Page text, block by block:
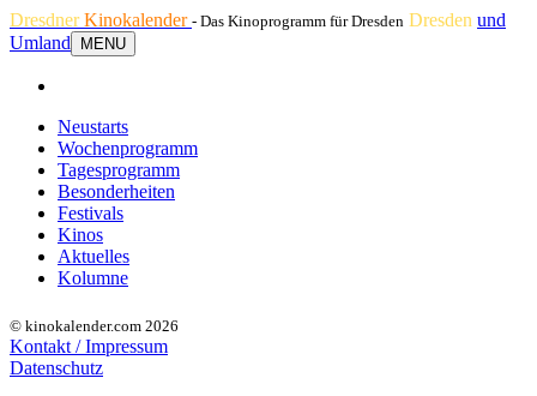
DresdnerKinokalender - Das Kinoprogramm für Dresden Dresden und
Umland
MENU
Neustarts
Wochenprogramm
Tagesprogramm
Besonderheiten
Festivals
Kinos
Aktuelles
Kolumne
© kinokalender.com 2026
Kontakt / Impressum
Datenschutz